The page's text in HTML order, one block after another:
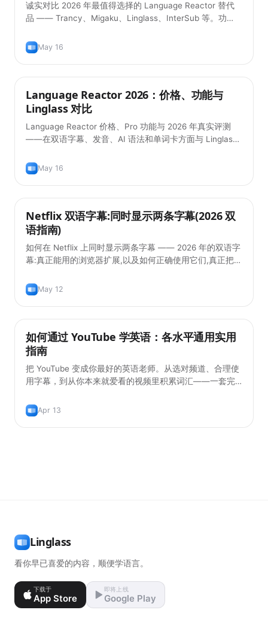
诚实对比 2026 年最值得选择的 Language Reactor 替代
品 —— Trancy、Migaku、Linglass、InterSub 等。功
May 16
实用技巧
Language Reactor 2026：价格、功能与
Linglass 对比
Language Reactor 价格、Pro 功能与 2026 年真实评测
——在双语字幕、发音、AI 语法和单词卡方面与 Linglass
May 16
实用技巧
Netflix 双语字幕:同时显示两条字幕(2026 双
语指南)
如何在 Netflix 上同时显示两条字幕 —— 2026 年的双语字
幕:真正能用的浏览器扩展,以及如何正确使用它们,真正把语
May 12
实用技巧
如何通过 YouTube 学英语：各水平通用实用
指南
把 YouTube 变成你最好的英语老师。从选对频道、合理使
用字幕，到从你本来就爱看的视频里积累词汇——一套完
Apr 13
Linglass
看你早已喜爱的内容，顺便学语言。
下载于
App Store
即将上线
Google Play